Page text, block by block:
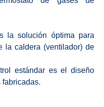
la solución óptima para
la caldera (ventilador) de
estándar es el diseño
fabricadas.